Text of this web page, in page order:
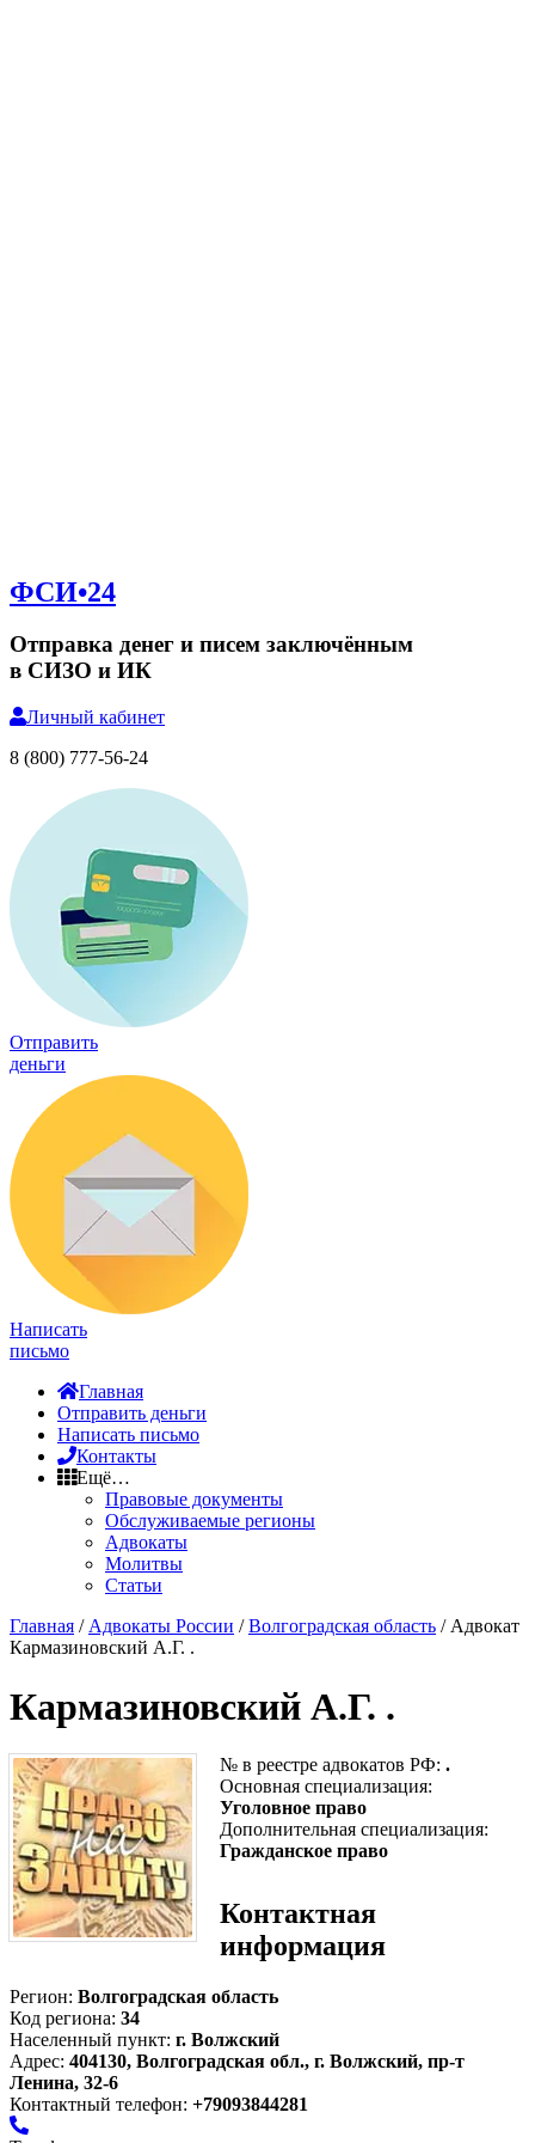
ФСИ•24
Отправка денег и писем заключённым
в СИЗО и ИК
Личный кабинет
8 (800) 777-56-24
Отправить
деньги
Написать
письмо
Главная
Отправить деньги
Написать письмо
Контакты
Ещё…
Правовые документы
Обслуживаемые регионы
Адвокаты
Молитвы
Статьи
Главная / Адвокаты России /Волгоградская область / Адвокат
Кармазиновский А.Г. .
Кармазиновский А.Г. .
№ в реестре адвокатов РФ: .
Основная специализация:
Уголовное право
Дополнительная специализация:
Гражданское право
Контактная
информация
Регион: Волгоградская область
Код региона: 34
Населенный пункт: г. Волжский
Адрес: 404130, Волгоградская обл., г. Волжский, пр-т
Ленина, 32-6
Контактный телефон: +79093844281